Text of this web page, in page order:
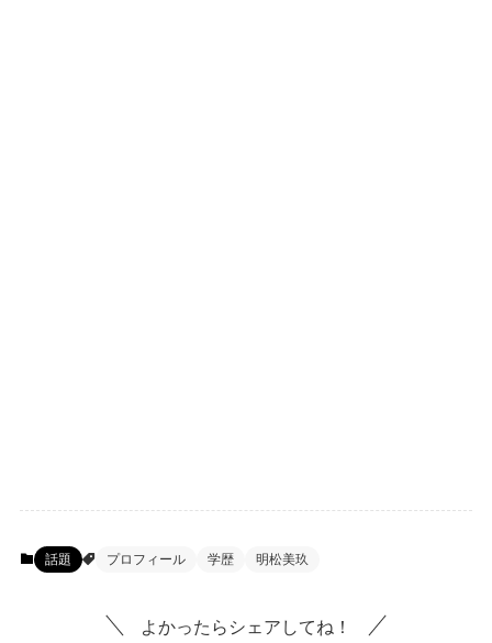
話題 プロフィール 学歴 明松美玖
よかったらシェアしてね！